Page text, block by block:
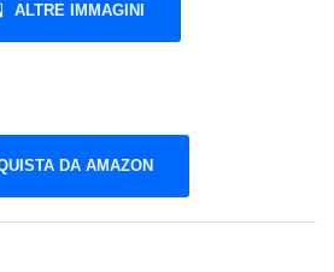
ALTRE IMMAGINI
DA AMAZON